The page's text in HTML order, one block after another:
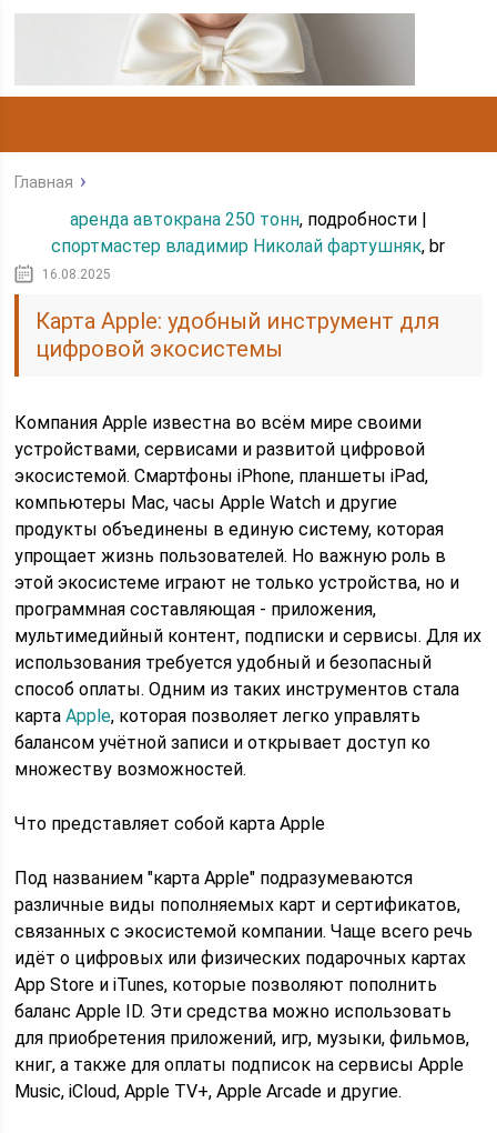
Главная
аренда автокрана 250 тонн, подробности |
спортмастер владимир Николай фартушняк, br
16.08.2025
Карта Apple: удобный инструмент для
цифровой экосистемы
Компания Apple известна во всём мире своими
устройствами, сервисами и развитой цифровой
экосистемой. Смартфоны iPhone, планшеты iPad,
компьютеры Mac, часы Apple Watch и другие
продукты объединены в единую систему, которая
упрощает жизнь пользователей. Но важную роль в
этой экосистеме играют не только устройства, но и
программная составляющая - приложения,
мультимедийный контент, подписки и сервисы. Для их
использования требуется удобный и безопасный
способ оплаты. Одним из таких инструментов стала
картаApple, которая позволяет легко управлять
балансом учётной записи и открывает доступ ко
множеству возможностей.
Что представляет собой карта Apple
Под названием "карта Apple" подразумеваются
различные виды пополняемых карт и сертификатов,
связанных с экосистемой компании. Чаще всего речь
идёт о цифровых или физических подарочных картах
App Store и iTunes, которые позволяют пополнить
баланс Apple ID. Эти средства можно использовать
для приобретения приложений, игр, музыки, фильмов,
книг, а также для оплаты подписок на сервисы Apple
Music, iCloud, Apple TV+, Apple Arcade и другие.